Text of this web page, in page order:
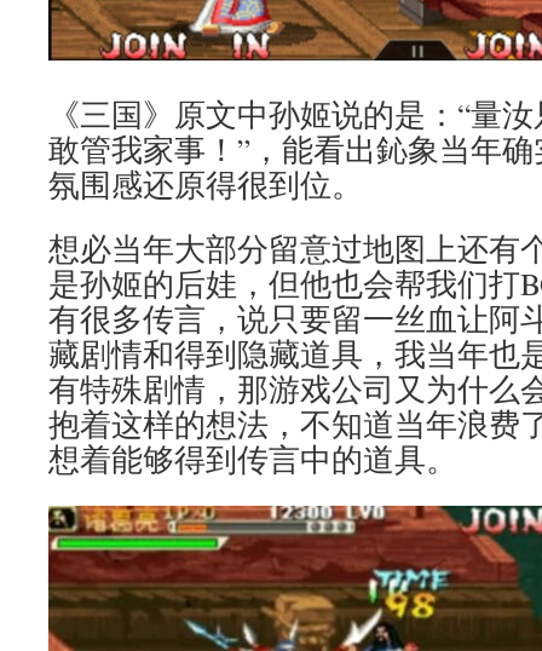
《三国》原文中孙姬说的是：“量
敢管我家事！”，能看出鈊象当年
氛围感还原得很到位。
想必当年大部分留意过地图上还有
是孙姬的后娃，但他也会帮我们打
有很多传言，说只要留一丝血让阿
藏剧情和得到隐藏道具，我当年也
有特殊剧情，那游戏公司又为什么
抱着这样的想法，不知道当年浪费
想着能够得到传言中的道具。